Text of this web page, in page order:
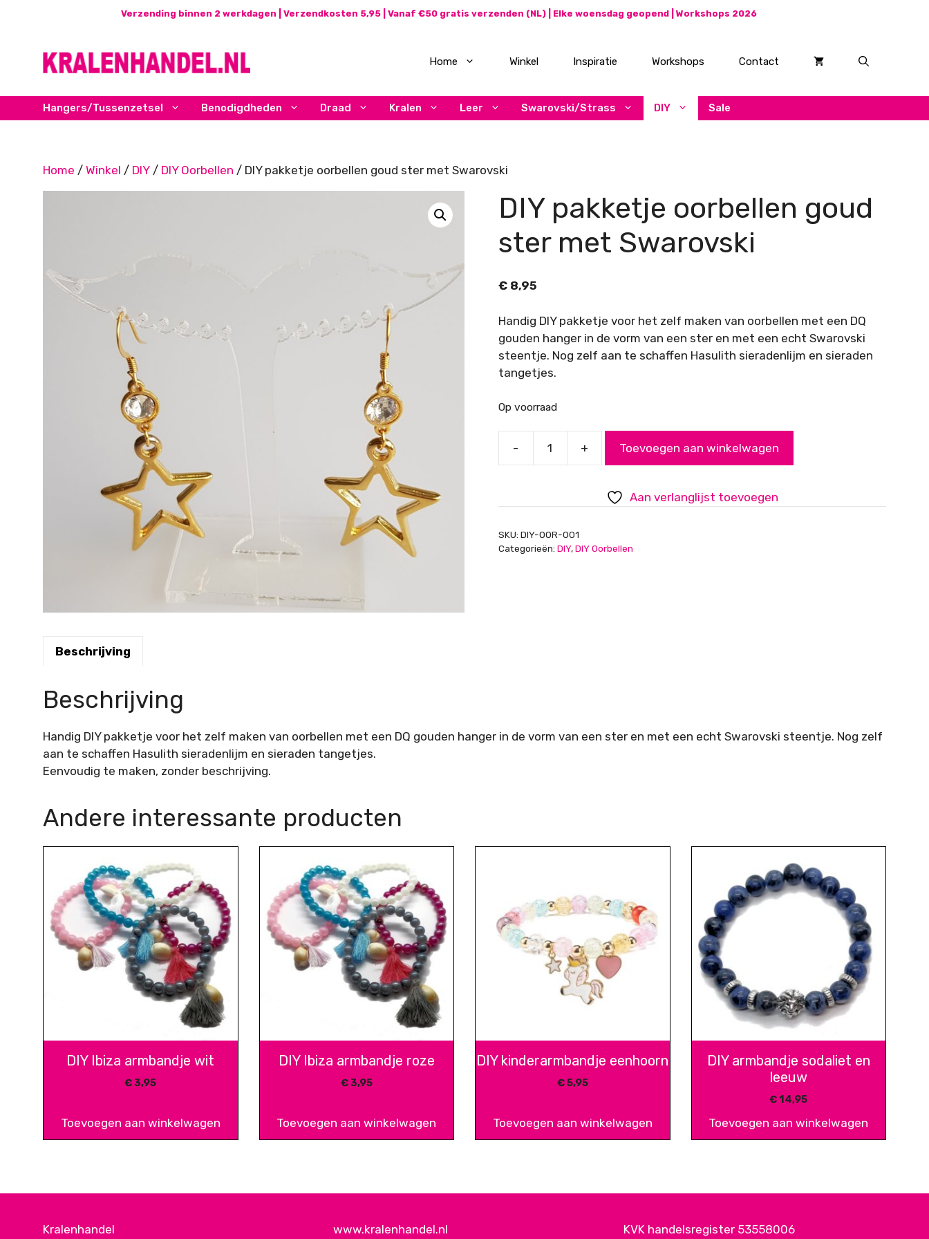
Verzending binnen 2 werkdagen | Verzendkosten 5,95 | Vanaf €50 gratis verzenden (NL) | Elke woensdag geopend | Workshops 2026
Home Winkel Inspiratie Workshops Contact
Hangers/Tussenzetsel Benodigdheden Draad Kralen Leer Swarovski/Strass DIY Sale
Home / Winkel / DIY / DIY Oorbellen / DIY pakketje oorbellen goud ster met Swarovski
DIY pakketje oorbellen goud
ster met Swarovski
€8,95
Handig DIY pakketje voor het zelf maken van oorbellen met een DQ
gouden hanger in de vorm van een ster en met een echt Swarovski
steentje. Nog zelf aan te schaffen Hasulith sieradenlijm en sieraden
tangetjes.
Op voorraad
-
goud
met
+ Toevoegen aan winkelwagen
Aan verlanglijst toevoegen
SKU: DIY-OOR-001
Categorieën: DIY,DIY Oorbellen
Beschrijving
Beschrijving
Handig DIY pakketje voor het zelf maken van oorbellen met een DQ gouden hanger in de vorm van een ster en met een echt Swarovski steentje. Nog zelf
aan te schaffen Hasulith sieradenlijm en sieraden tangetjes.
Eenvoudig te maken, zonder beschrijving.
Andere interessante producten
DIY Ibiza armbandje wit
€3,95
Toevoegen aan winkelwagen
DIY Ibiza armbandje roze
€3,95
Toevoegen aan winkelwagen
DIY kinderarmbandje eenhoorn
€5,95
Toevoegen aan winkelwagen
DIY armbandje sodaliet en
leeuw
€14,95
Toevoegen aan winkelwagen
Kralenhandel www.kralenhandel.nl KVK handelsregister 53558006